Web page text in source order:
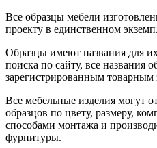
Все образцы мебели
проекту в единственном
Образцы имеют названия для
поиска по сайту, все названия
зарегистрированным товарным
Все мебельные изделия могут
образцов по цвету, размеру,
способами монтажа и
фурнитуры.